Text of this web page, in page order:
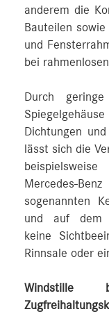
anderem die
Bauteilen
und
bei
Durch
Dichtungen
lässt sich die
Mercedes-
sogenannten
und auf dem
keine
Rinnsale oder
Windstille